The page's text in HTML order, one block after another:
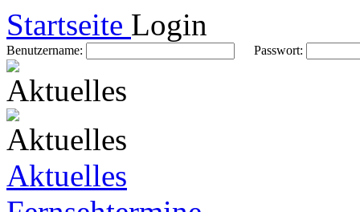
Startseite Login
Benutzername: Passwort:
Aktuelles